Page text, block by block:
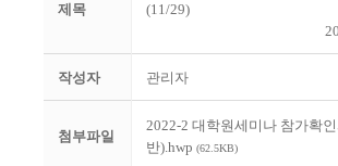
제목
(11/29)
작성자 관리자
첨부파일
2022-2 대학원세미나 참가확
반).hwp (62.5KB)